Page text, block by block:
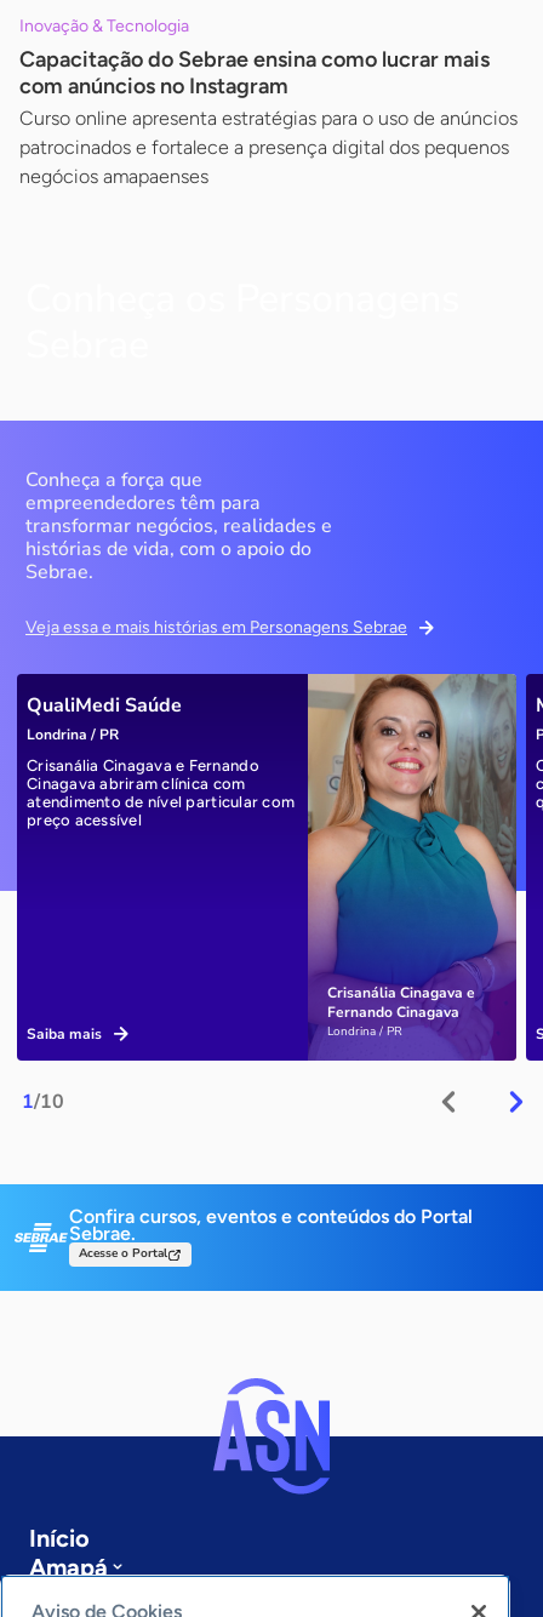
Inovação & Tecnologia
Capacitação do Sebrae ensina como lucrar mais
com anúncios no Instagram
Curso online apresenta estratégias para o uso de anúncios
patrocinados e fortalece a presença digital dos pequenos
negócios amapaenses
Conheça a força que
empreendedores têm para
transformar negócios, realidades e
histórias de vida, com o apoio do
Sebrae.
Veja essa e mais histórias em Personagens Sebrae
1/10
Crisanália Cinagava e
Fernando Cinagava
Londrina / PR
QualiMedi Saúde
Londrina / PR
Crisanália Cinagava e Fernando
Cinagava abriram clínica com
atendimento de nível particular com
preço acessível
Saiba mais
Confira cursos, eventos e conteúdos do Portal
Sebrae.
Acesse o Portal
Início
Amapá
Aviso de Cookies